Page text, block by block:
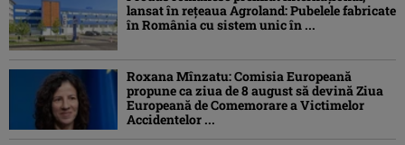
lansat în rețeaua Agroland: Pubelele fabricate
în România cu sistem unic în ...
Roxana Mînzatu: Comisia Europeană
propune ca ziua de 8 august să devină Ziua
Europeană de Comemorare a Victimelor
Accidentelor ...